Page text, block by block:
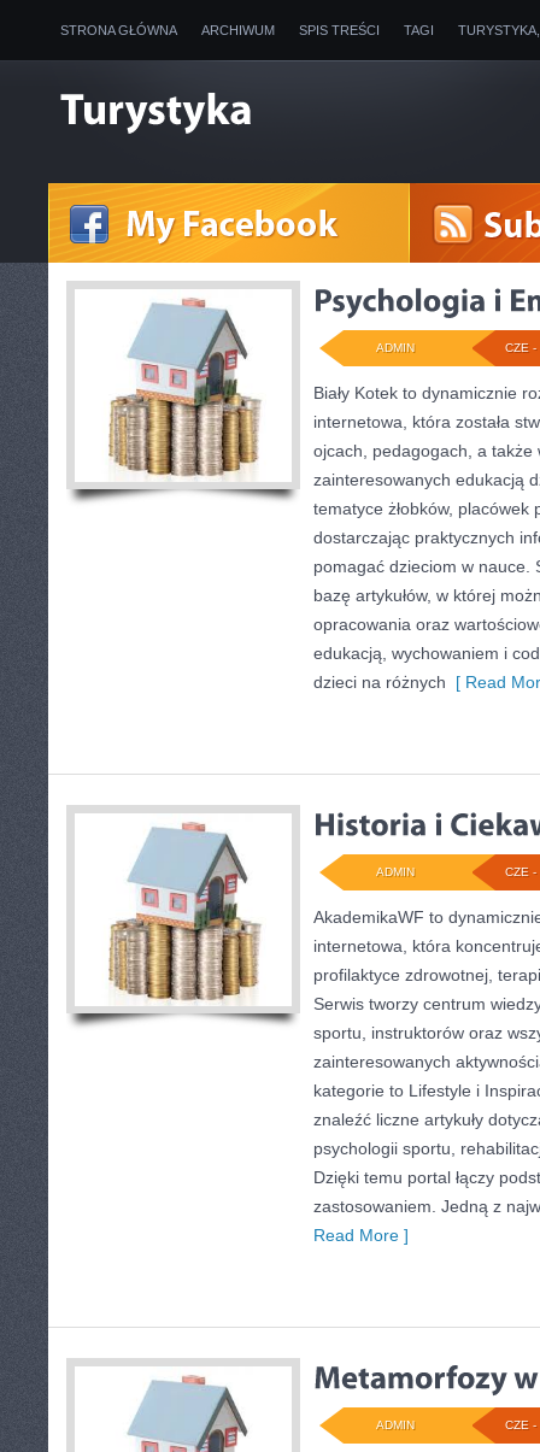
STRONA GŁÓWNA ARCHIWUM SPIS TREŚCI TAGI
CZE -
ADMIN
Biały Kotek to dynamicznie
internetowa, która została
ojcach, pedagogach, a także
zainteresowanych edukacją
tematyce żłobków, placówek
dostarczając praktycznych
pomagać dzieciom w nauce.
bazę artykułów, w której
opracowania oraz
edukacją, wychowaniem i
dzieci na różnych [ Read
CZE -
ADMIN
AkademikaWF to
internetowa, która
profilaktyce zdrowotnej,
Serwis tworzy centrum
sportu, instruktorów oraz
zainteresowanych
kategorie to Lifestyle i
znaleźć liczne artykuły
psychologii sportu,
Dzięki temu portal łączy
zastosowaniem. Jedną z
Read More ]
CZE -
ADMIN